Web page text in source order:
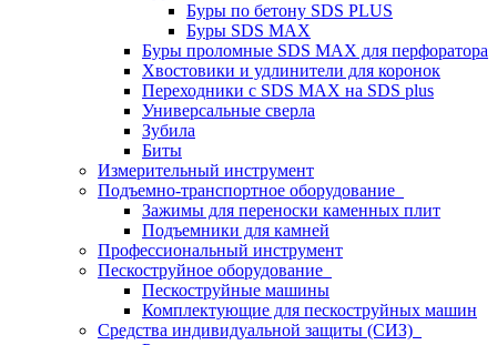
Буры по бетону SDS PLUS
Буры SDS MAX
Буры проломные SDS MAX для перфоратора
Хвостовики и удлинители для коронок
Переходники с SDS MAX на SDS plus
Универсальные сверла
Зубила
Биты
Измерительный инструмент
Подъемно-транспортное оборудование
Зажимы для переноски каменных плит
Подъемники для камней
Профессиональный инструмент
Пескоструйное оборудование
Пескоструйные машины
Комплектующие для пескоструйных машин
Средства индивидуальной защиты (СИЗ)